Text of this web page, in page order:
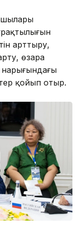
арттыру,
өзара
нарығындағы
қойып отыр.